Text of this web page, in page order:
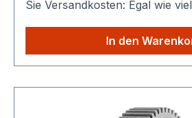
Sie Versandkosten: Egal wie
einmalig die höheren
In den